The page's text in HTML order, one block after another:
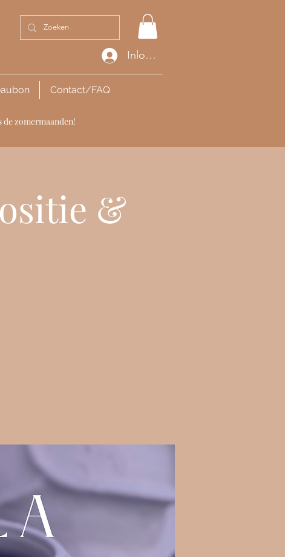
Inloggen
Contact/FAQ
zomermaanden!
&